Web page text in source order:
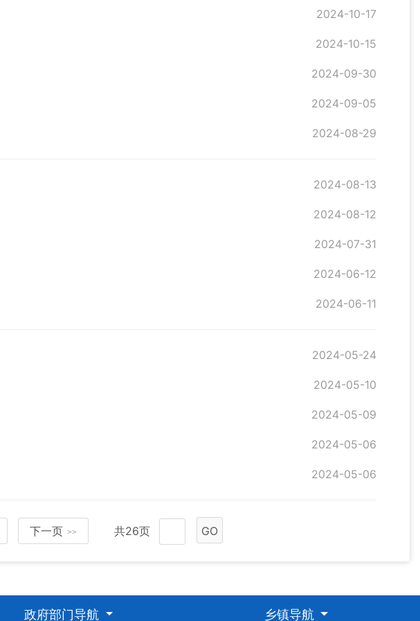
2024-10-17
2024-10-15
2024-09-30
2024-09-05
2024-08-29
2024-08-13
2024-08-12
2024-07-31
2024-06-12
2024-06-11
2024-05-24
2024-05-10
2024-05-09
2024-05-06
2024-05-06
下一页 >> 共26页 GO
政府部门导航 乡镇导航